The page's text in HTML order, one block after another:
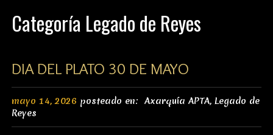
Categoría Legado de Reyes
DIA DEL PLATO 30 DE MAYO
mayo 14, 2026 posteado en: Axarquía APTA, Legado de
Reyes